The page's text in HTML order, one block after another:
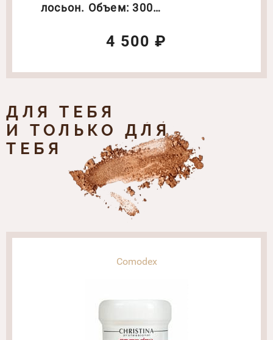
лосьон. Объем: 300
4 500 ₽
ДЛЯ ТЕБЯ
И ТОЛЬКО ДЛЯ
ТЕБЯ
Comodex